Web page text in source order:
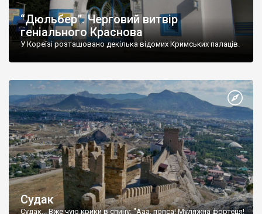
“Дюльбер”. Черговий витвір
геніального Краснова
У Кореїзі розташовано декілька відомих Кримських палаців.
Судак
Судак... Вже чую крики в спину: "Ааа, попса! Муляжна фортеця!